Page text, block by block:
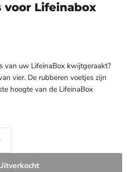
voor Lifeinabox
van uw LifeinaBox kwijtgeraakt?
vier. De rubberen voetjes zijn
hoogte van de LifeinaBox